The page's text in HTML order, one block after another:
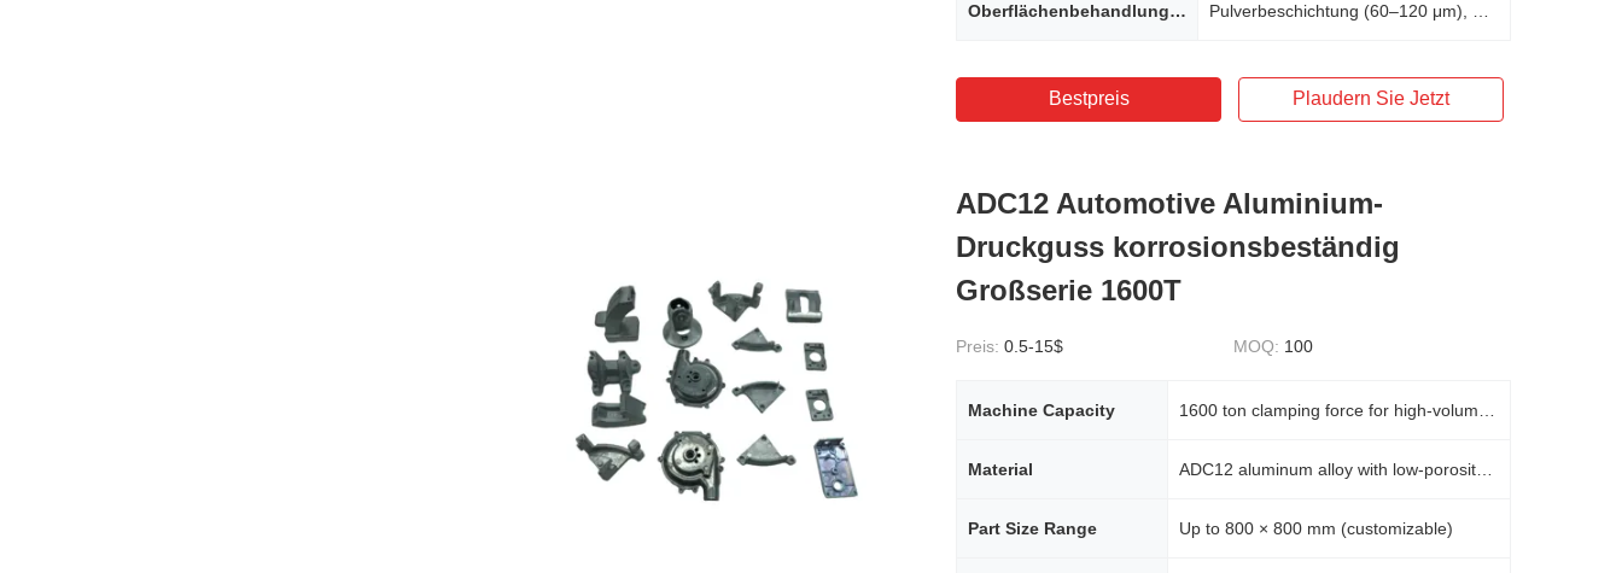
Oberflächenbehandlungen
Bestpreis Plaudern Sie Jetzt
ADC12 Automotive Aluminium-
Druckguss korrosionsbeständig
Großserie 1600T
Preis: 0.5-15$ MOQ: 100
Machine Capacity
Material
Part Size Range Up to 800 × 800 mm (customizable)